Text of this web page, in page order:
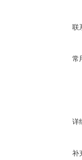
联
常
详
补